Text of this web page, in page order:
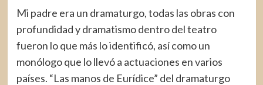
Mi padre era un dramaturgo, todas las obras con
profundidad y dramatismo dentro del teatro
fueron lo que más lo identificó, así como un
monólogo que lo llevó a actuaciones en varios
países. “Las manos de Eurídice” del dramaturgo